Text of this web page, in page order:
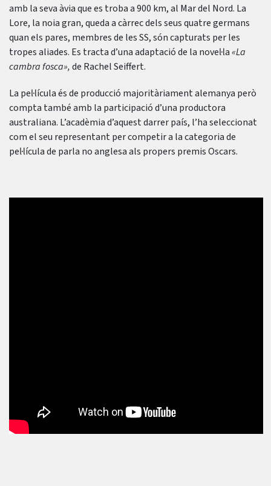
amb la seva àvia que es troba a 900 km, al Mar del Nord. La
Lore, la noia gran, queda a càrrec dels seus quatre germans
quan els pares, membres de les SS, són capturats per les
tropes aliades. Es tracta d’una adaptació de la novel·la«La
cambra fosca»,de Rachel Seiffert.
La pel·lícula és de producció majoritàriament alemanya però
compta també amb la participació d’una productora
australiana. L’acadèmia d’aquest darrer país, l’ha seleccionat
com el seu representant per competir a la categoria de
pel·lícula de parla no anglesa als propers premis Oscars.